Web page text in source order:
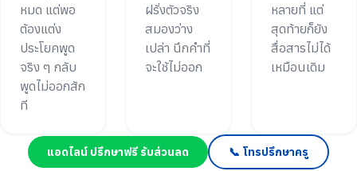
หมด แต่พอ
ต้องแต่ง
ประโยคพูด
จริง ๆ กลับ
พูดไม่ออกสัก
ที
ฝรั่งตัวจริง
สมองว่าง
เปล่า นึกคำที่
จะใช้ไม่ออก
หลายที่ แต่
สุดท้ายก็ยัง
สื่อสารไม่ได้
เหมือนเดิม
แอดไลน์ ปรึกษาฟรี รับส่วนลด 📞 โทรปรึกษาครู